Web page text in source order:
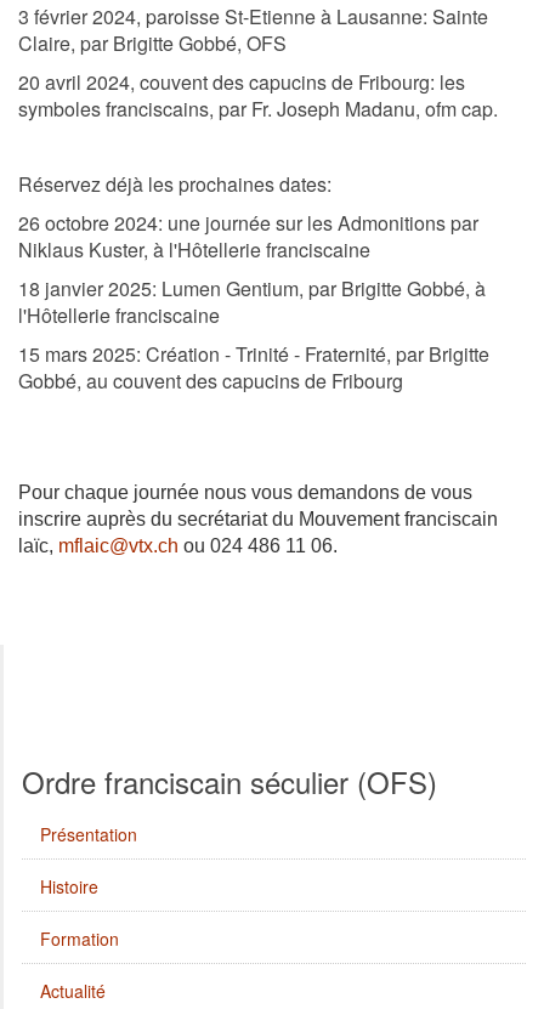
3 février 2024, paroisse St-Etienne à Lausanne: Sainte
Claire, par Brigitte Gobbé, OFS
20 avril 2024, couvent des capucins de Fribourg: les
symboles franciscains, par Fr. Joseph Madanu, ofm cap.
Réservez déjà les prochaines dates:
26 octobre 2024: une journée sur les Admonitions par
Niklaus Kuster, à l'Hôtellerie franciscaine
18 janvier 2025: Lumen Gentium, par Brigitte Gobbé, à
l'Hôtellerie franciscaine
15 mars 2025: Création - Trinité - Fraternité, par Brigitte
Gobbé, au couvent des capucins de Fribourg
Pour chaque journée nous vous demandons de vous
inscrire auprès du secrétariat du Mouvement franciscain
laïc, mflaic@vtx.ch ou 024 486 11 06.
Ordre franciscain séculier (OFS)
Présentation
Histoire
Formation
Actualité